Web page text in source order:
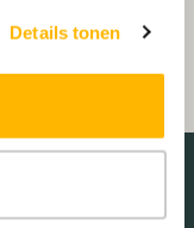
Details tonen